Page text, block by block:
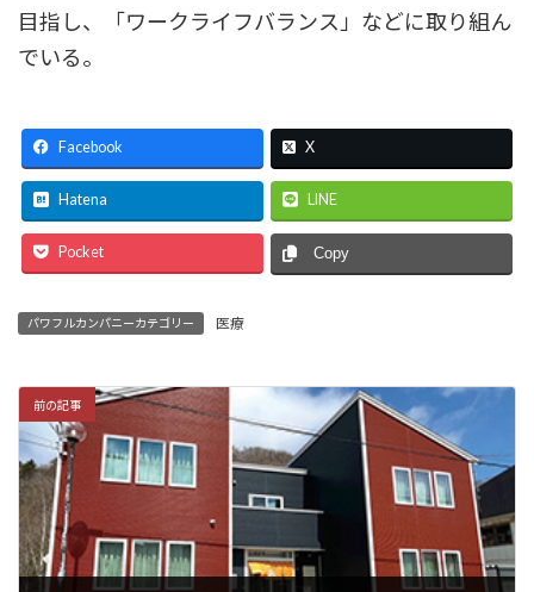
目指し、「ワークライフバランス」などに取り組ん
でいる。
Facebook X
Hatena LINE
Pocket Copy
パワフルカンパニーカテゴリー 医療
前の記事